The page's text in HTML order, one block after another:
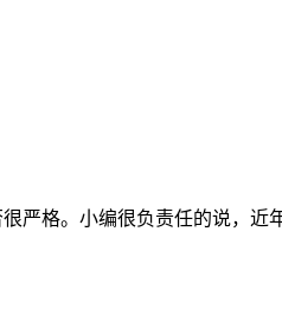
严格。小编很负责任的说，